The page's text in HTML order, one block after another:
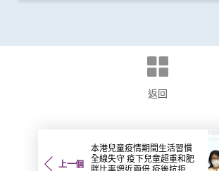
返回
上一個
本港兒童疫情期間生活習慣
全線失守 疫下兒童超重和肥